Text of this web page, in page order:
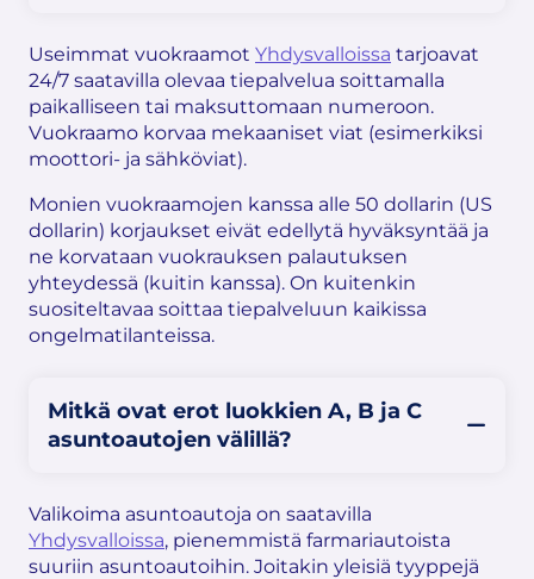
Useimmat vuokraamot Yhdysvalloissa tarjoavat
24/7 saatavilla olevaa tiepalvelua soittamalla
paikalliseen tai maksuttomaan numeroon.
Vuokraamo korvaa mekaaniset viat (esimerkiksi
moottori- ja sähköviat).
Monien vuokraamojen kanssa alle 50 dollarin (US
dollarin) korjaukset eivät edellytä hyväksyntää ja
ne korvataan vuokrauksen palautuksen
yhteydessä (kuitin kanssa). On kuitenkin
suositeltavaa soittaa tiepalveluun kaikissa
ongelmatilanteissa.
Mitkä ovat erot luokkien A, B ja C
asuntoautojen välillä?
Valikoima asuntoautoja on saatavilla
Yhdysvalloissa, pienemmistä farmariautoista
suuriin asuntoautoihin. Joitakin yleisiä tyyppejä